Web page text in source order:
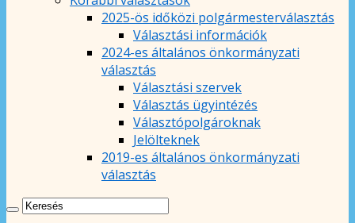
2025-ös időközi polgármesterválasztás
Választási információk
2024-es általános önkormányzati
választás
Választási szervek
Választás ügyintézés
Választópolgároknak
Jelölteknek
2019-es általános önkormányzati
választás